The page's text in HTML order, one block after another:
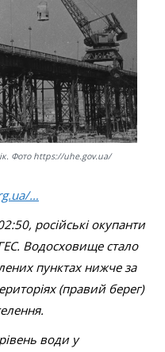
Фото https://uhe.gov.ua/
…
російські окупанти
Водосховище стало
пунктах нижче за
(правий берег)
води у